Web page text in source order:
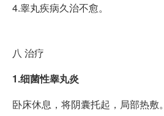
4.睾丸疾病久治不愈。
八 治疗
1.细菌性睾丸炎
卧床休息，将阴囊托起，局部热敷